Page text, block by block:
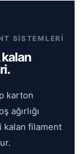
SİSTEMLERİ
karton
ağırlığı
kalan filament